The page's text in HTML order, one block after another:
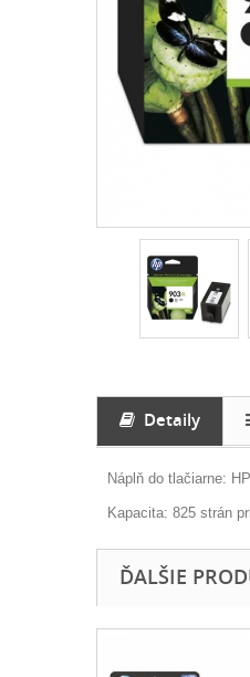
Detaily
Náplň do tlačiarne:
Kapacita: 825 strán
ĎALŠIE